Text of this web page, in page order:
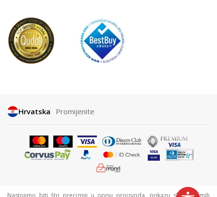
Hrvatska Promijenite